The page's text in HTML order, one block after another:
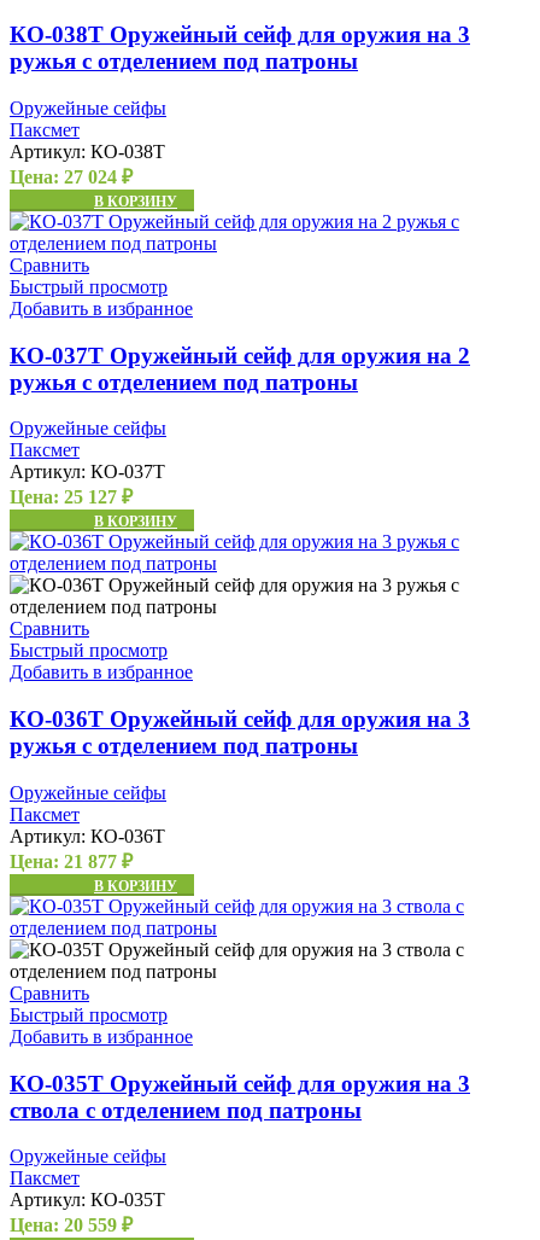
КО-038Т Оружейный сейф для оружия на 3
ружья с отделением под патроны
Оружейные сейфы
Паксмет
Артикул: КО-038Т
Цена: 27 024 ₽
В КОРЗИНУ
Сравнить
Быстрый просмотр
Добавить в избранное
КО-037Т Оружейный сейф для оружия на 2
ружья с отделением под патроны
Оружейные сейфы
Паксмет
Артикул: КО-037Т
Цена: 25 127 ₽
В КОРЗИНУ
Сравнить
Быстрый просмотр
Добавить в избранное
КО-036Т Оружейный сейф для оружия на 3
ружья с отделением под патроны
Оружейные сейфы
Паксмет
Артикул: КО-036Т
Цена: 21 877 ₽
В КОРЗИНУ
Сравнить
Быстрый просмотр
Добавить в избранное
КО-035Т Оружейный сейф для оружия на 3
ствола с отделением под патроны
Оружейные сейфы
Паксмет
Артикул: КО-035Т
Цена: 20 559 ₽